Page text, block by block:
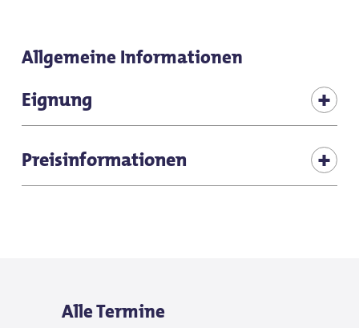
Allgemeine Informationen
Eignung
Schlechtwetterangebot
für jedes Wetter
für Individualgäste
Preisinformationen
Alle Termine